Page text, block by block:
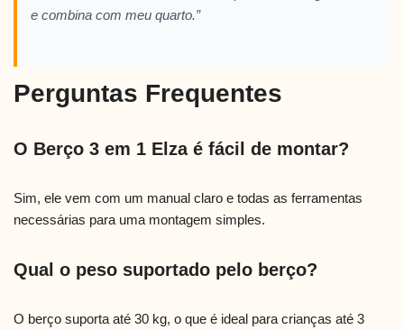
e combina com meu quarto.”
Perguntas Frequentes
O Berço 3 em 1 Elza é fácil de montar?
Sim, ele vem com um manual claro e todas as ferramentas
necessárias para uma montagem simples.
Qual o peso suportado pelo berço?
O berço suporta até 30 kg, o que é ideal para crianças até 3